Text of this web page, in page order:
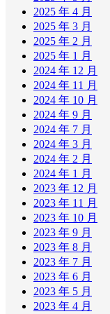
2025 年 4 月
2025 年 3 月
2025 年 2 月
2025 年 1 月
2024 年 12 月
2024 年 11 月
2024 年 10 月
2024 年 9 月
2024 年 7 月
2024 年 3 月
2024 年 2 月
2024 年 1 月
2023 年 12 月
2023 年 11 月
2023 年 10 月
2023 年 9 月
2023 年 8 月
2023 年 7 月
2023 年 6 月
2023 年 5 月
2023 年 4 月